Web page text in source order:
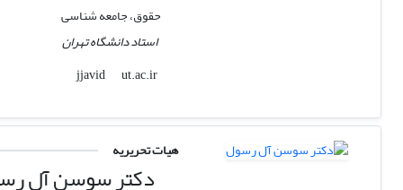
حقوق، جامعه شناسی
استاد دانشگاه تهران
jjavid
ut.ac.ir
هیات تحریریه
دکتر سوسن آل